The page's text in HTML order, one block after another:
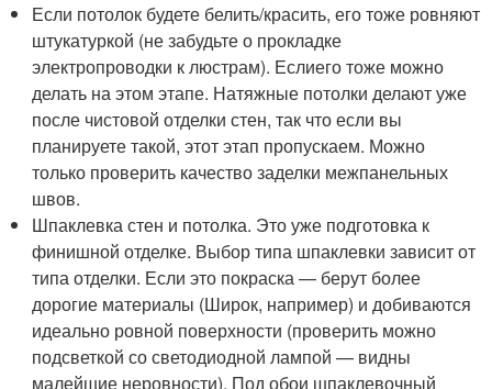
Если потолок будете белить/красить, его тоже ровняют
штукатуркой (не забудьте о прокладке
электропроводки к люстрам). Еслиего тоже можно
делать на этом этапе. Натяжные потолки делают уже
после чистовой отделки стен, так что если вы
планируете такой, этот этап пропускаем. Можно
только проверить качество заделки межпанельных
швов.
Шпаклевка стен и потолка. Это уже подготовка к
финишной отделке. Выбор типа шпаклевки зависит от
типа отделки. Если это покраска — берут более
дорогие материалы (Широк, например) и добиваются
идеально ровной поверхности (проверить можно
подсветкой со светодиодной лампой — видны
малейшие неровности). Под обои шпаклевочный